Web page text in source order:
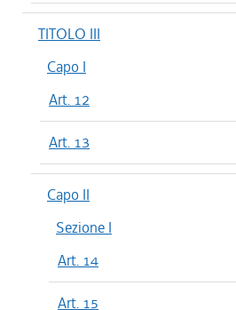
TITOLO III
Capo I
Art. 12
Art. 13
Capo II
Sezione I
Art. 14
Art. 15